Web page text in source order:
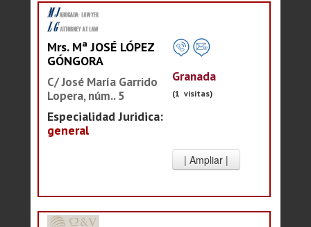
Mrs. Mª JOSÉ LÓPEZ
GÓNGORA
C/ José María Garrido
Lopera, núm.. 5
Especialidad Juridica:
general
Granada
(1 visitas)